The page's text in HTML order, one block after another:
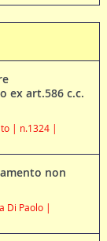
ex art.586 c.c.
| n.1324 |
non
Di Paolo |